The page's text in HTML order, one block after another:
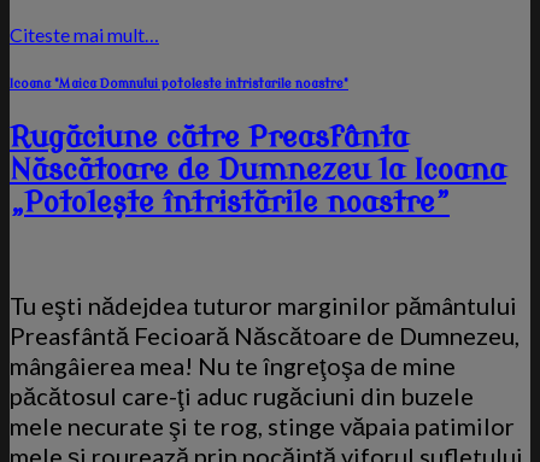
Citeste mai mult…
Icoana "Maica Domnului potoleste intristarile noastre"
Rugăciune către Preasfânta
Născătoare de Dumnezeu la Icoana
„Potoleşte întristările noastre”
Tu eşti nădejdea tuturor marginilor pământului
Preasfântă Fecioară Născătoare de Dumnezeu,
mângâierea mea! Nu te îngreţoşa de mine
păcătosul care-ţi aduc rugăciuni din buzele
mele necurate şi te rog, stinge văpaia patimilor
mele şi rourează prin pocăinţă viforul sufletului